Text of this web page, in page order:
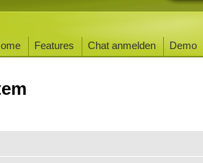
Features Chat anmelden Demo